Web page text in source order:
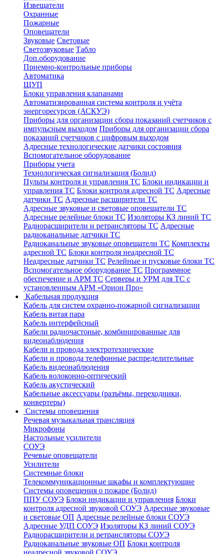
Извещатели
Охранные
Пожарные
Оповещатели
Звуковые Световые
Светозвуковые Табло
Доп.оборудование
Приемно-контрольные приборы
Автоматика
ЩУП
Блоки управления клапанами
Автоматизированная система контроля и учёта
энергоресурсов (АСКУЭ)
Приборы для организации сбора показаний счетчиков с
импульсным выходом Приборы для организации сбора
показаний счетчиков с цифровым выходом
Адресные технологические датчики состояния
Вспомогательное оборудование
Приборы учета
Технологическая сигнализация (Болид)
Пульты контроля и управления ТС Блоки индикации и
управления ТС Блоки контроля адресной ТС Адресные
датчики ТС Адресные расширители ТС
Адресные звуковые и световые оповещатели ТС
Адресные релейные блоки ТС Изоляторы КЗ линий ТС
Радиорасширители и ретрансляторы ТС Адресные
радиоканальные датчики ТС
Радиоканальные звуковые оповещатели ТС Комплекты
адресной ТС Блоки контроля неадресной ТС
Неадресные датчики ТС Релейные и пусковые блоки ТС
Вспомогательное оборудование ТС Программное
обеспечение и АРМ ТС Серверы и УРМ для ТС с
установленным АРМ «Орион Про»
Кабельная продукция
Кабель для систем охранно-пожарной сигнализации
Кабель витая пара
Кабель интерфейсный
Кабели радиочастоные, комбинированные для
видеонаблюдения
Кабели и провода электротехнические
Кабели и провода телефонные распределительные
Кабель видеонаблюдения
Кабель волоконно-оптический
Кабель акустический
Кабельные аксессуары (разъёмы, переходники,
конвертеры)
Системы оповещения
Речевая музыкальная трансляция
Микрофоны
Настольные усилители
СОУЭ
Речевые оповещатели
Усилители
Системные блоки
Телекоммуникационные шкафы и комплектующие
Системы оповещения о пожаре (Болид)
ППУ СОУЭ Блоки индикации и управления Блоки
контроля адресной звуковой СОУЭ Адресные звуковые
и световые ОП Адресные релейные блоки СОУЭ
Адресные УДП СОУЭ Изоляторы КЗ линий СОУЭ
Радиорасширители и ретрансляторы СОУЭ
Радиоканальные звуковые ОП Блоки контроля
неадресной звуковой СОУЭ